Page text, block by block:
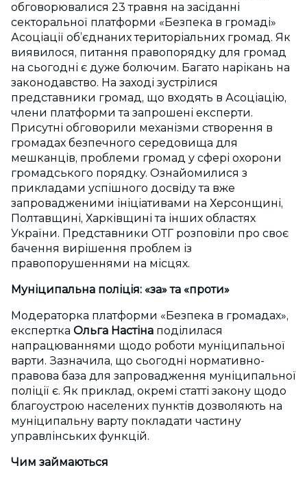
обговорювалися 23 травня на засіданні
секторальної платформи «Безпека в громаді»
Асоціації об’єднаних територіальних громад. Як
виявилося, питання правопорядку для громад
на сьогодні є дуже болючим. Багато нарікань на
законодавство. На заході зустрілися
представники громад, що входять в Асоціацію,
члени платформи та запрошені експерти.
Присутні обговорили механізми створення в
громадах безпечного середовища для
мешканців, проблеми громад у сфері охорони
громадського порядку. Ознайомилися з
прикладами успішного досвіду та вже
запровадженими ініціативами на Херсонщині,
Полтавщині, Харківщині та інших областях
України. Представники ОТГ розповіли про своє
бачення вирішення проблем із
правопорушеннями на місцях.
Муніципальна поліція: «за» та «проти»
Модераторка платформи «Безпека в громадах»,
експертка Ольга Настіна поділилася
напрацюваннями щодо роботи муніципальної
варти. Зазначила, що сьогодні нормативно-
правова база для запровадження муніципальної
поліції є. Як приклад, окремі статті закону щодо
благоустрою населених пунктів дозволяють на
муніципальну варту покладати частину
управлінських функцій.
Чим займаються